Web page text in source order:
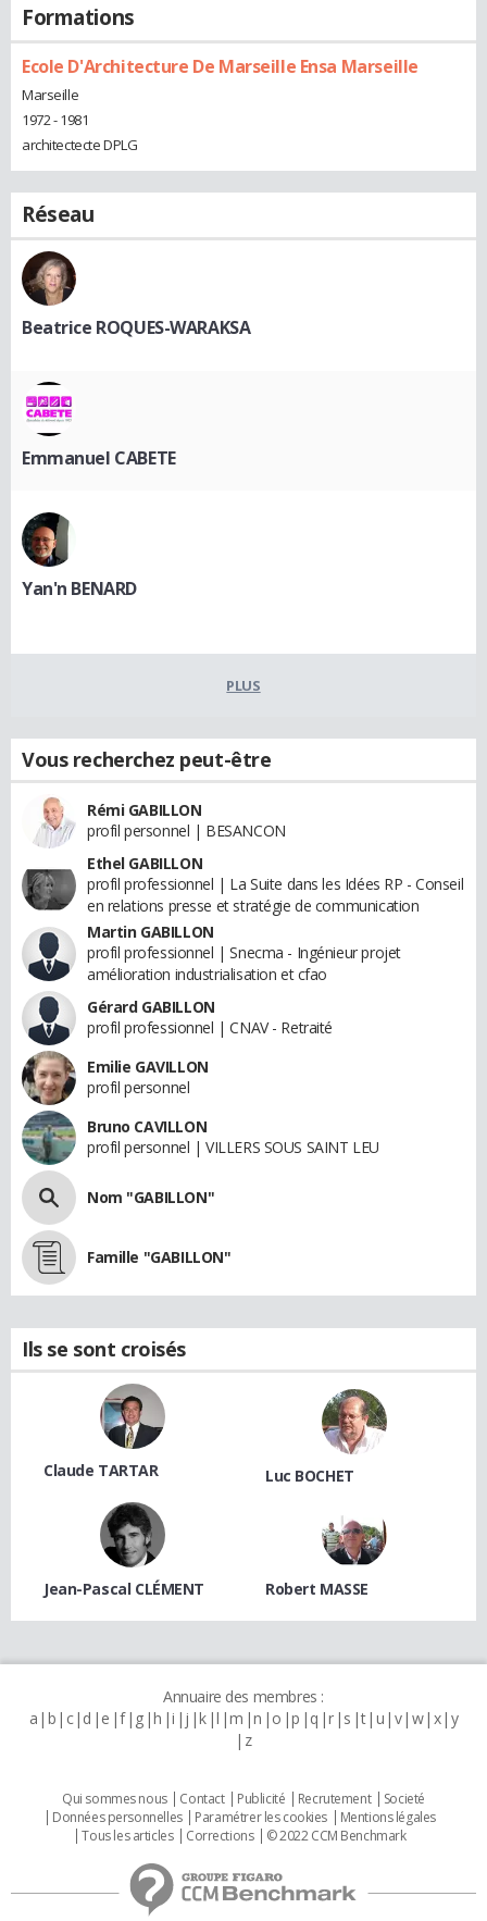
Formations
Ecole D'Architecture De Marseille Ensa Marseille
Marseille
1972 - 1981
architectecte DPLG
Réseau
Beatrice ROQUES-WARAKSA
Emmanuel CABETE
Yan'n BENARD
PLUS
Vous recherchez peut-être
Rémi GABILLON
profil personnel | BESANCON
Ethel GABILLON
profil professionnel | La Suite dans les Idées RP - Conseil
en relations presse et stratégie de communication
Martin GABILLON
profil professionnel | Snecma - Ingénieur projet
amélioration industrialisation et cfao
Gérard GABILLON
profil professionnel | CNAV - Retraité
Emilie GAVILLON
profil personnel
Bruno CAVILLON
profil personnel | VILLERS SOUS SAINT LEU
Nom "GABILLON"
Famille "GABILLON"
Ils se sont croisés
Claude TARTAR Luc BOCHET
Jean-Pascal CLÉMENT Robert MASSE
Annuaire des membres :
a b c d e f g h i j k l m n o p q r s t u v w x y
z
Qui sommes nous Contact Publicité Recrutement
Societé
Données personnelles
Paramétrer les cookies
Mentions légales
Tous les articles
Corrections © 2022 CCM Benchmark